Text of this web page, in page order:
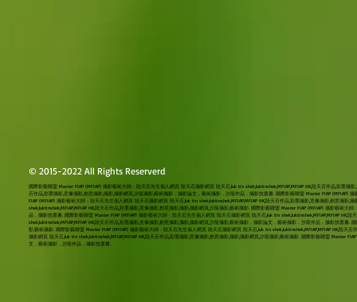
© 2015-2022 All Rights Reserverd
國際影藝聯盟 Master FIAP (MFIAP) 攝影藝術大師：陸天石先生個人網頁 陸天石攝影網頁 陸天石,luk tin shek,luktinshek,MFIAP,MFIAP HK,陸天石作品,彩墨
石作品,彩墨攝影,意像攝影,創意攝影,攝影,攝影網頁,沙龍攝影,藝術攝影，攝影論文，藝術攝影，沙龍作品，攝影技叢書. 國際影藝聯盟 Master FIAP (MFIAP)
FIAP (MFIAP) 攝影藝術大師：陸天石先生個人網頁 陸天石攝影網頁 陸天石,luk tin shek,luktinshek,MFIAP,MFIAP HK,陸天石作品,彩墨攝影,意像攝影,創意攝
shek,luktinshek,MFIAP,MFIAP HK,陸天石作品,彩墨攝影,意像攝影,創意攝影,攝影,攝影網頁,沙龍攝影,藝術攝影. 國際影藝聯盟 Master FIAP (MFIAP) 攝影藝術
品，攝影技叢書. 國際影藝聯盟 Master FIAP (MFIAP) 攝影藝術大師：陸天石先生個人網頁 陸天石攝影網頁 陸天石,luk tin shek,luktinshek,MFIAP,MFIAP
shek,luktinshek,MFIAP,MFIAP HK,陸天石作品,彩墨攝影,意像攝影,創意攝影,攝影,攝影網頁,沙龍攝影,藝術攝影，攝影論文，藝術攝影，沙龍作品，攝影技叢
影,藝術攝影. 國際影藝聯盟 Master FIAP (MFIAP) 攝影藝術大師：陸天石先生個人網頁 陸天石攝影網頁 陸天石,luk tin shek,luktinshek,MFIAP,MFIAP HK,陸
攝影網頁 陸天石,luk tin shek,luktinshek,MFIAP,MFIAP HK,陸天石作品,彩墨攝影,意像攝影,創意攝影,攝影,攝影網頁,沙龍攝影,藝術攝影. 國際影藝聯盟 Master
文，藝術攝影，沙龍作品，攝影技叢書.